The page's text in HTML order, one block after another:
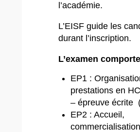
l’académie.
L’EISF guide les
durant l’inscription.
L’examen
EP1 :
prestations en
– épreuve écrite
EP2 : Accueil,